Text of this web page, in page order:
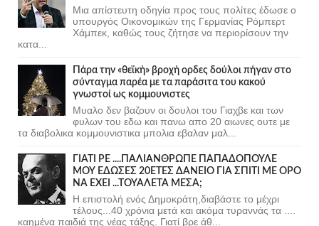
Μια απίστευτη οδηγία προς τους πολίτες έδωσε ο
υπουργός Οικονομικών της Γερμανίας Ρόμπερτ
Χάμπεκ, καθώς τους ζήτησε να περιορίσουν την
κατα...
Πάρα την «θεϊκή» βροχή ορδες δούλοι πήγαν στο
σύνταγμα παρέα με τα παράσιτα του κακού
γνωστοί ως κομμουνιστες
Μυαλο δεν βαζουν οι δουλοι του Γιαχβε και των
φυλων του εδω και πανω απο 20 αιωνες ουτε με
τα διαβολικα κομμουνιστικα μπολια εβαλαν μαλ...
ΓΙΑΤΙ ΡΕ ....ΠΑΛΙΑΝΘΡΩΠΕ ΠΑΠΑΔΟΠΟΥΛΕ
ΜΟΥ ΕΔΩΣΕΣ 20ΕΤΕΣ ΔΑΝΕΙΟ ΓΙΑ ΣΠΙΤΙ ΜΕ ΟΡΟ
ΝΑ ΕΧΕΙ ...ΤΟΥΑΛΕΤΑ ΜΕΣΑ;
Η επιστολή ενός Δημοκράτη,διαβάστε το μέχρι
τέλους...40 χρόνια μετά και ακόμα τυραννάς τα ....
καημένα παιδιά της νέας τάξης. Γιατί βρε άθ...